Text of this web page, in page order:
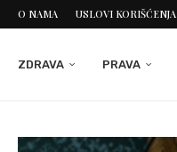
O NAMA USLOVI KORIŠĆENJA
ZDRAVA PRAVA